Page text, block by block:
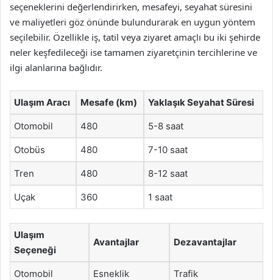
seçeneklerini değerlendirirken, mesafeyi, seyahat süresini
ve maliyetleri göz önünde bulundurarak en uygun yöntem
seçilebilir. Özellikle iş, tatil veya ziyaret amaçlı bu iki şehirde
neler keşfedileceği ise tamamen ziyaretçinin tercihlerine ve
ilgi alanlarına bağlıdır.
Ulaşım Aracı Mesafe (km) Yaklaşık Seyahat Süresi
Otomobil 480 5-8 saat
Otobüs 480 7-10 saat
Tren 480 8-12 saat
Uçak 360 1 saat
Ulaşım
Seçeneği
Avantajlar Dezavantajlar
Otomobil Esneklik Trafik